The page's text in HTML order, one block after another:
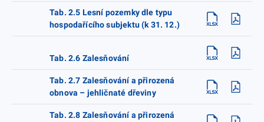
Tab. 2.5 Lesní pozemky dle typu
hospodařícího subjektu (k 31. 12.)
Tab. 2.6 Zalesňování
Tab. 2.7 Zalesňování a přirozená
obnova – jehličnaté dřeviny
Tab. 2.8 Zalesňování a přirozená